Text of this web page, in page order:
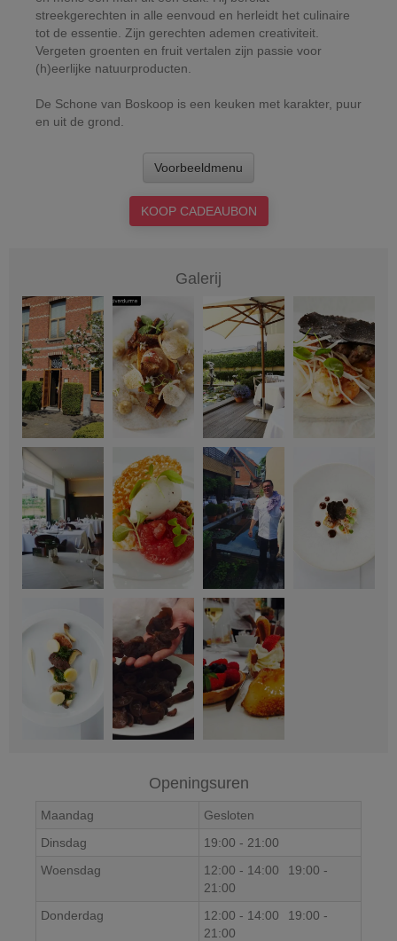
streekgerechten in alle eenvoud en herleidt het culinaire
tot de essentie. Zijn gerechten ademen creativiteit.
Vergeten groenten en fruit vertalen zijn passie voor
(h)eerlijke natuurproducten.
De Schone van Boskoop is een keuken met karakter, puur
en uit de grond.
Voorbeeldmenu
KOOP CADEAUBON
Galerij
Openingsuren
Maandag
Gesloten
Dinsdag
19:00 - 21:00
Woensdag
12:00 - 14:00 19:00 -
21:00
Donderdag
12:00 - 14:00 19:00 -
21:00